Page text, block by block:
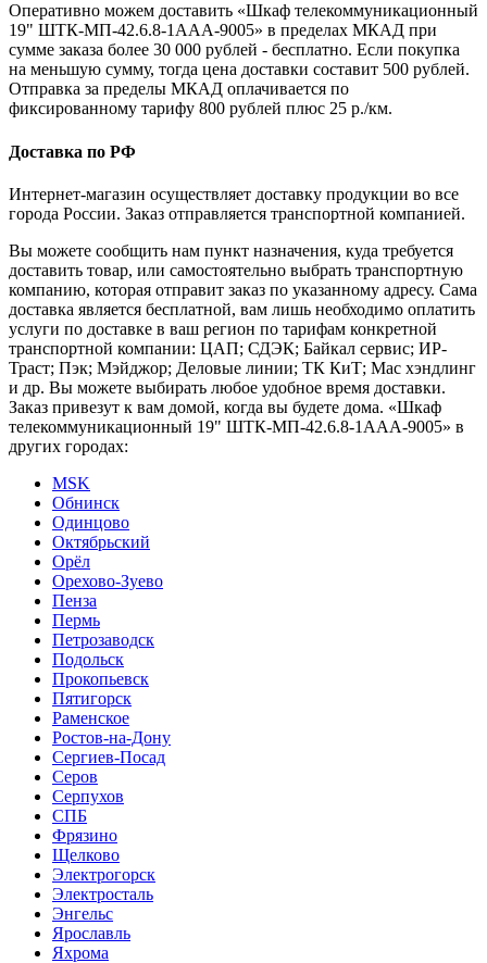
Оперативно можем доставить «Шкаф телекоммуникационный
19" ШТК-МП-42.6.8-1ААА-9005» в пределах МКАД при
сумме заказа более 30 000 рублей - бесплатно. Если покупка
на меньшую сумму, тогда цена доставки составит 500 рублей.
Отправка за пределы МКАД оплачивается по
фиксированному тарифу 800 рублей плюс 25 р./км.
Доставка по РФ
Интернет-магазин осуществляет доставку продукции во все
города России. Заказ отправляется транспортной компанией.
Вы можете сообщить нам пункт назначения, куда требуется
доставить товар, или самостоятельно выбрать транспортную
компанию, которая отправит заказ по указанному адресу. Сама
доставка является бесплатной, вам лишь необходимо оплатить
услуги по доставке в ваш регион по тарифам конкретной
транспортной компании: ЦАП; СДЭК; Байкал сервис; ИР-
Траст; Пэк; Мэйджор; Деловые линии; ТК КиТ; Мас хэндлинг
и др. Вы можете выбирать любое удобное время доставки.
Заказ привезут к вам домой, когда вы будете дома. «Шкаф
телекоммуникационный 19" ШТК-МП-42.6.8-1ААА-9005» в
других городах:
MSK
Обнинск
Одинцово
Октябрьский
Орёл
Орехово-Зуево
Пенза
Пермь
Петрозаводск
Подольск
Прокопьевск
Пятигорск
Раменское
Ростов-на-Дону
Сергиев-Посад
Серов
Серпухов
СПБ
Фрязино
Щелково
Электрогорск
Электросталь
Энгельс
Ярославль
Яхрома